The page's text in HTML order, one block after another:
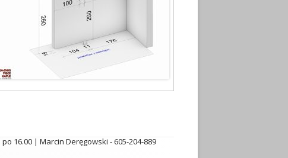
16.00 | Marcin Deręgowski - 605-204-889